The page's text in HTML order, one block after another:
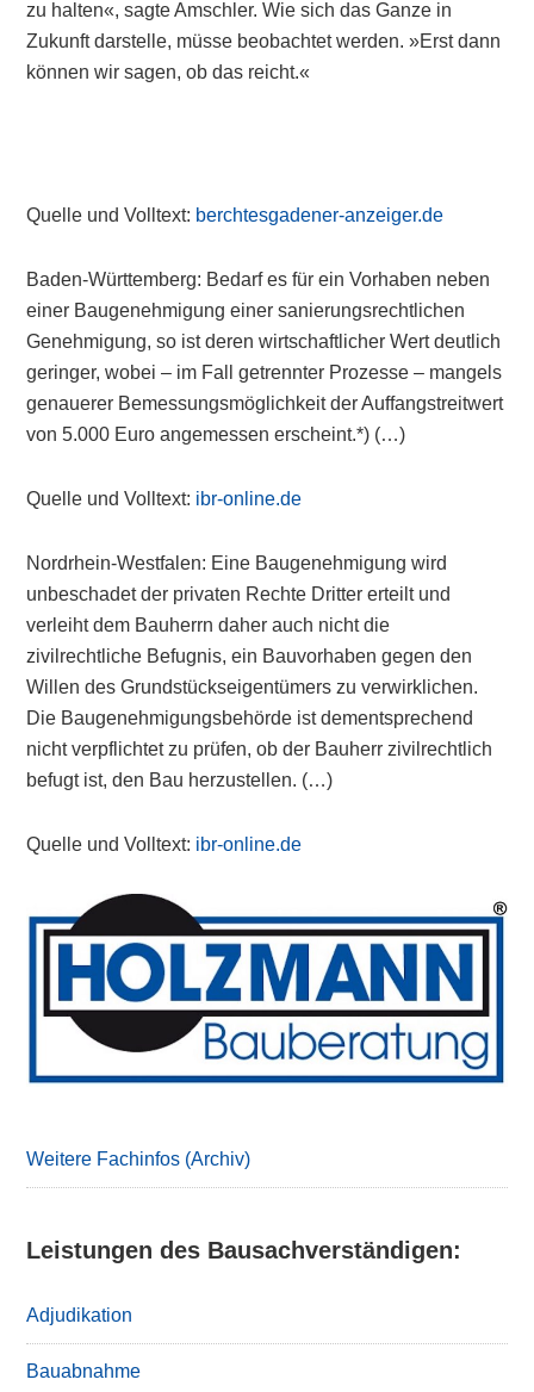
zu halten«, sagte Amschler. Wie sich das Ganze in
Zukunft darstelle, müsse beobachtet werden. »Erst dann
können wir sagen, ob das reicht.«
Quelle und Volltext: berchtesgadener-anzeiger.de
Baden-Württemberg: Bedarf es für ein Vorhaben neben
einer Baugenehmigung einer sanierungsrechtlichen
Genehmigung, so ist deren wirtschaftlicher Wert deutlich
geringer, wobei – im Fall getrennter Prozesse – mangels
genauerer Bemessungsmöglichkeit der Auffangstreitwert
von 5.000 Euro angemessen erscheint.*) (…)
Quelle und Volltext: ibr-online.de
Nordrhein-Westfalen: Eine Baugenehmigung wird
unbeschadet der privaten Rechte Dritter erteilt und
verleiht dem Bauherrn daher auch nicht die
zivilrechtliche Befugnis, ein Bauvorhaben gegen den
Willen des Grundstückseigentümers zu verwirklichen.
Die Baugenehmigungsbehörde ist dementsprechend
nicht verpflichtet zu prüfen, ob der Bauherr zivilrechtlich
befugt ist, den Bau herzustellen. (…)
Quelle und Volltext: ibr-online.de
Primary
Sidebar
Weitere Fachinfos (Archiv)
Leistungen des Bausachverständigen:
Adjudikation
Bauabnahme